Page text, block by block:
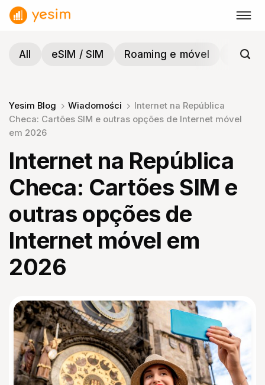
Skip
All
eSIM / SIM Roaming e móvel
Yesim Blog Wiadomości
Internet na República
Checa: Cartões SIM e outras opções de Internet móvel
em 2026
Internet na República
Checa: Cartões SIM e
outras opções de
Internet móvel em
2026